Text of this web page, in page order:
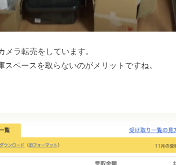
メラ転売をしています。
ペースを取らないのがメリットですね。